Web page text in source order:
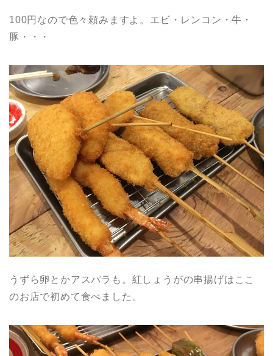
100円なので色々頼みますよ。エビ・レンコン・牛・
豚・・・
うずら卵とかアスパラも。紅しょうがの串揚げはここ
のお店で初めて食べました。